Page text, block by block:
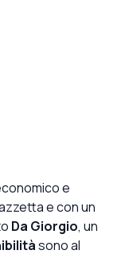
e
e con un
Da Giorgio, un
sono al